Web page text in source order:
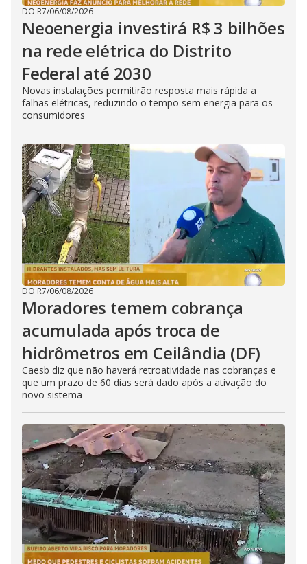
DO R7/06/08/2026
Neoenergia investirá R$ 3 bilhões
na rede elétrica do Distrito
Federal até 2030
Novas instalações permitirão resposta mais rápida a
falhas elétricas, reduzindo o tempo sem energia para os
consumidores
DO R7/06/08/2026
Moradores temem cobrança
acumulada após troca de
hidrômetros em Ceilândia (DF)
Caesb diz que não haverá retroatividade nas cobranças e
que um prazo de 60 dias será dado após a ativação do
novo sistema